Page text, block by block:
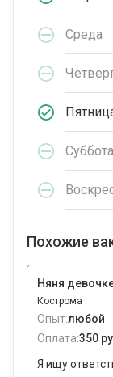
Среда
Суббота
Похожие
Няня
Кострома
Опыт:любой
Оплата:350
Я ищу